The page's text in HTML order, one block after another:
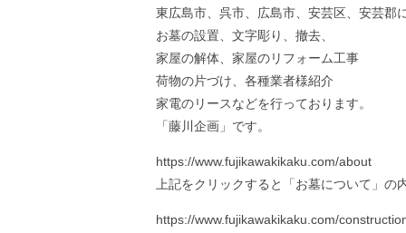
東広島市、呉市、広島市、安芸区、安芸郡
お墓の設置、文字彫り、撤去、
家屋の解体、家屋のリフォーム工事
荷物の片づけ、各種業者様紹介
家電のリースなどを行っております。
「藤川企画」です。
https://www.fujikawakikaku.com/about
上記をクリックすると「お墓について」の
https://www.fujikawakikaku.com/